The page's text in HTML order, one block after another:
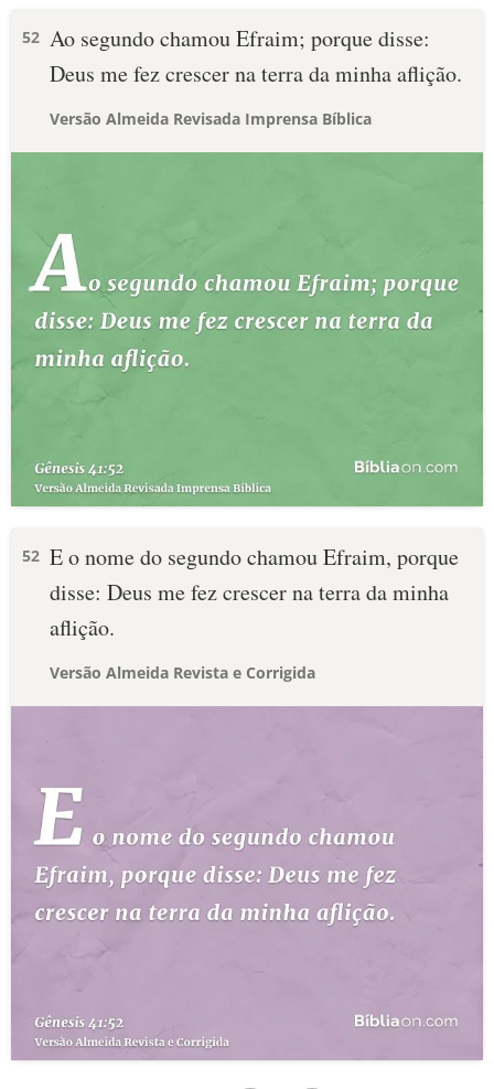
52 Ao segundo chamou Efraim; porque disse:
Deus me fez crescer na terra da minha aflição.
Versão Almeida Revisada Imprensa Bíblica
52 E o nome do segundo chamou Efraim, porque
disse: Deus me fez crescer na terra da minha
aflição.
Versão Almeida Revista e Corrigida